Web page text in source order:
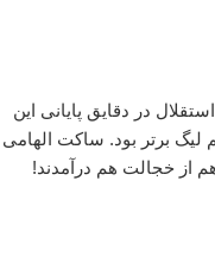
در دقایق پایانی این
لیگ برتر بود. ساکت الهامی
از خجالت هم درآمدند!